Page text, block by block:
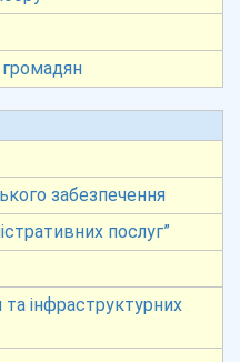
забезпечення
послуг”
та інфраструктурних